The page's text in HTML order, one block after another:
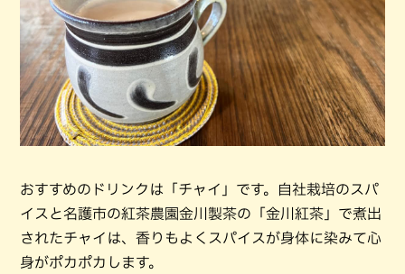
おすすめのドリンクは「チャイ」です。自社栽培のスパ
イスと名護市の紅茶農園金川製茶の「金川紅茶」で煮出
されたチャイは、香りもよくスパイスが身体に染みて心
身がポカポカします。